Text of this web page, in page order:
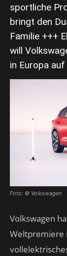
sportliche
bringt den
Familie +++
will
in Europa
Foto: © Volkswagen
Volkswagen
Weltpremiere